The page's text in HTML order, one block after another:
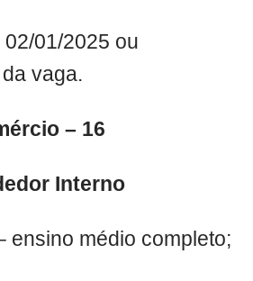
01/2025 ou
vaga.
– 16
Interno
ensino médio completo;